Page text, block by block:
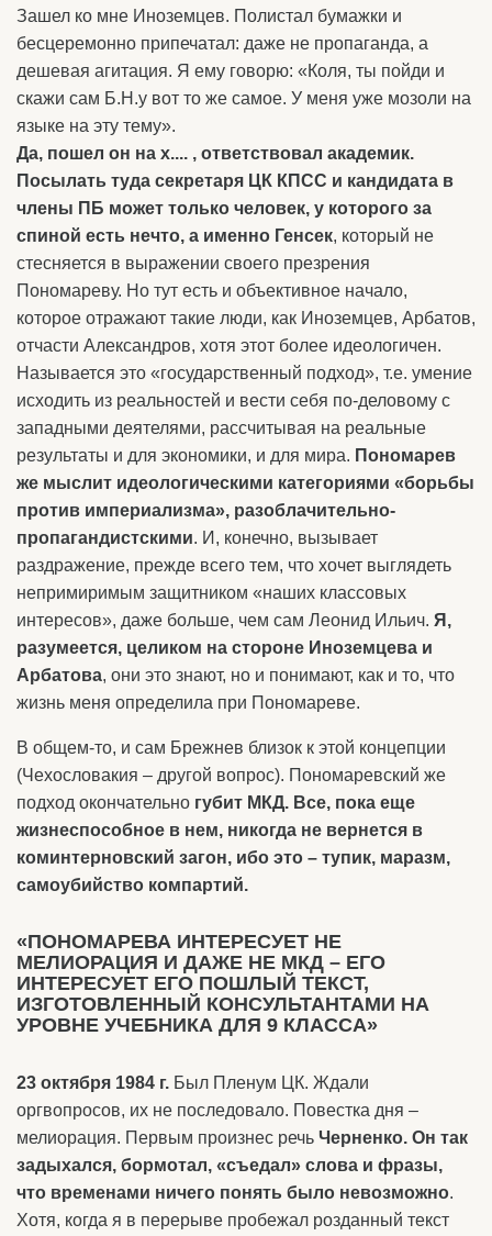
Зашел ко мне Иноземцев. Полистал бумажки и
бесцеремонно припечатал: даже не пропаганда, а
дешевая агитация. Я ему говорю: «Коля, ты пойди и
скажи сам Б.Н.у вот то же самое. У меня уже мозоли на
языке на эту тему».
Да, пошел он на х.... , ответствовал академик.
Посылать туда секретаря ЦК КПСС и кандидата в
члены ПБ может только человек, у которого за
спиной есть нечто, а именно Генсек, который не
стесняется в выражении своего презрения
Пономареву. Но тут есть и объективное начало,
которое отражают такие люди, как Иноземцев, Арбатов,
отчасти Александров, хотя этот более идеологичен.
Называется это «государственный подход», т.е. умение
исходить из реальностей и вести себя по-деловому с
западными деятелями, рассчитывая на реальные
результаты и для экономики, и для мира. Пономарев
же мыслит идеологическими категориями «борьбы
против империализма», разоблачительно-
пропагандистскими. И, конечно, вызывает
раздражение, прежде всего тем, что хочет выглядеть
непримиримым защитником «наших классовых
интересов», даже больше, чем сам Леонид Ильич. Я,
разумеется, целиком на стороне Иноземцева и
Арбатова, они это знают, но и понимают, как и то, что
жизнь меня определила при Пономареве.
В общем-то, и сам Брежнев близок к этой концепции
(Чехословакия – другой вопрос). Пономаревский же
подход окончательно губит МКД. Все, пока еще
жизнеспособное в нем, никогда не вернется в
коминтерновский загон, ибо это – тупик, маразм,
самоубийство компартий.
«ПОНОМАРЕВА ИНТЕРЕСУЕТ НЕ
МЕЛИОРАЦИЯ И ДАЖЕ НЕ МКД – ЕГО
ИНТЕРЕСУЕТ ЕГО ПОШЛЫЙ ТЕКСТ,
ИЗГОТОВЛЕННЫЙ КОНСУЛЬТАНТАМИ НА
УРОВНЕ УЧЕБНИКА ДЛЯ 9 КЛАССА»
23 октября 1984 г. Был Пленум ЦК. Ждали
оргвопросов, их не последовало. Повестка дня –
мелиорация. Первым произнес речь Черненко. Он так
задыхался, бормотал, «съедал» слова и фразы,
что временами ничего понять было невозможно.
Хотя, когда я в перерыве пробежал розданный текст